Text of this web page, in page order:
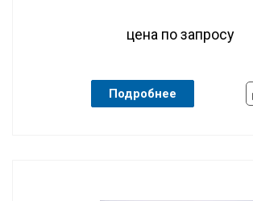
цена по запросу
Подробнее